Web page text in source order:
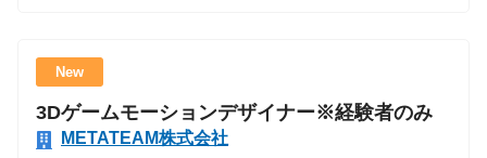
にコンサルティング部門を立ち上げました。 今回の募
集は、その部門拡大のための中核メンバーとして、案
件参画を通じて価値提供を行いながら、組織づくりや
中長期的な事業戦略を共に推進してくださるコンサル
New
3Dゲームモーションデザイナー※経験者のみ
METATEAM株式会社